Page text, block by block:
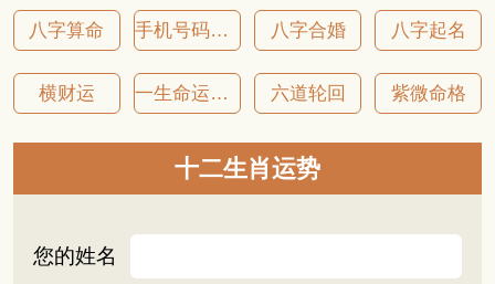
八字算命 手机号码吉凶 八字合婚 八字起名
横财运 一生命运详批 六道轮回 紫微命格
十二生肖运势
您的姓名